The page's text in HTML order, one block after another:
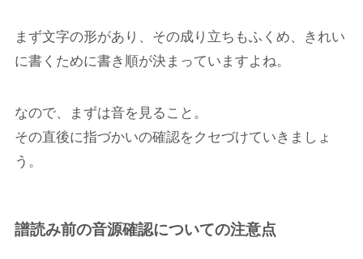
まず文字の形があり、その成り立ちもふくめ、きれい
に書くために書き順が決まっていますよね。
なので、まずは音を見ること。
その直後に指づかいの確認をクセづけていきましょ
う。
譜読み前の音源確認についての注意点